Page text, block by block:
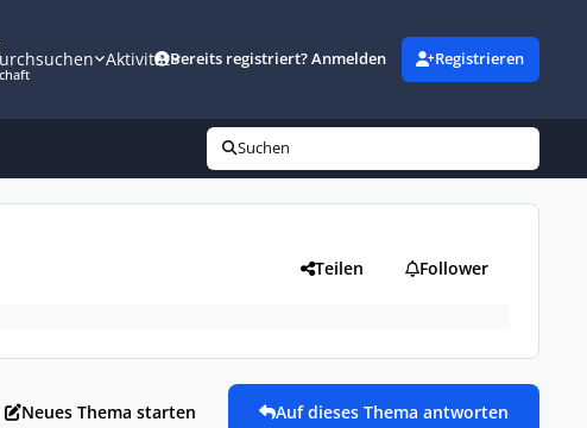
AktivitätBereits registriert? Anmelden Registrieren
Suchen
Teilen Follower
Neues Thema starten Auf dieses Thema antworten